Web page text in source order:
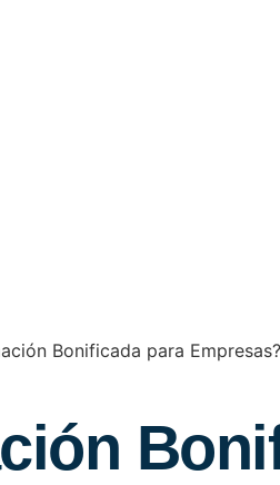
Bonificada para Empresas?